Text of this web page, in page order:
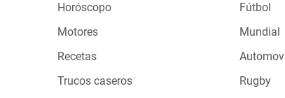
Horóscopo
Motores
Recetas
Trucos caseros
Fútbol
Mundial
Rugby